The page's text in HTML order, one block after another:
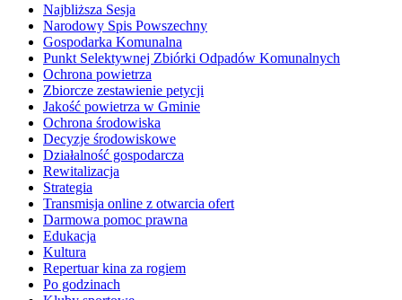
Najbliższa Sesja
Narodowy Spis Powszechny
Gospodarka Komunalna
Punkt Selektywnej Zbiórki Odpadów Komunalnych
Ochrona powietrza
Zbiorcze zestawienie petycji
Jakość powietrza w Gminie
Ochrona środowiska
Decyzje środowiskowe
Działalność gospodarcza
Rewitalizacja
Strategia
Transmisja online z otwarcia ofert
Darmowa pomoc prawna
Edukacja
Kultura
Repertuar kina za rogiem
Po godzinach